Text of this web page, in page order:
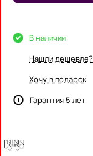
В наличии
Нашли дешевле?
Хочу в подарок
Гарантия 5 лет